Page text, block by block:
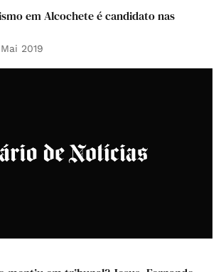
em Alcochete é candidato nas
2019